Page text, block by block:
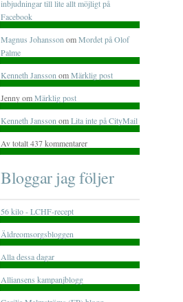
inbjudningar till lite allt möjligt på
Facebook
Magnus Johansson omMordet på Olof
Palme
Kenneth Jansson omMärklig post
Jenny omMärklig post
Kenneth Jansson omLita inte på CityMail
Av totalt 437 kommentarer
Bloggar jag följer
56 kilo - LCHF-recept
Äldreomsorgsbloggen
Alla dessa dagar
Alliansens kampanjblogg